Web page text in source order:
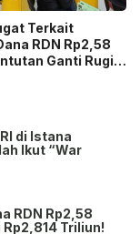
Terkait
RDN Rp2,58
Ganti Rugi
di Istana
Ikut “War
RDN Rp2,58
Triliun!